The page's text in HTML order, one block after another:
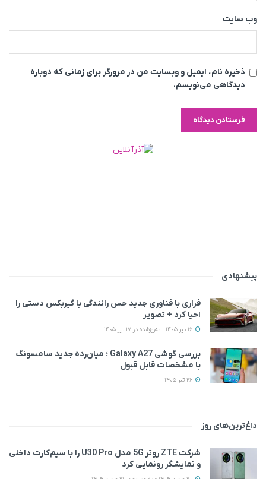
وب‌ سایت
ذخیره نام، ایمیل و وبسایت من در مرورگر برای زمانی که دوباره
دیدگاهی می‌نویسم.
پیشنهادی
فراری با فناوری جدید حس رانندگی با گیربکس دستی را
احیا کرد + تصویر
بررسی گوشی Galaxy A27 ؛ میان‌رده‌ جدید سامسونگ
با مشخصات قابل قبول
داغ‌ترین‌های روز
شرکت ZTE روتر 5G مدل U30 Pro را با سیم‌کارت داخلی
و نمایشگر رونمایی کرد